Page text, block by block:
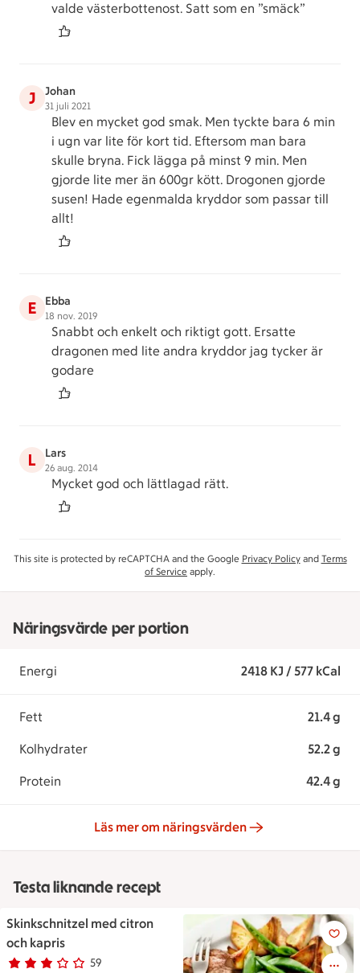
valde västerbottenost. Satt som en ”smäck”
J Johan
31 juli 2021
Blev en mycket god smak. Men tyckte bara 6 min
i ugn var lite för kort tid. Eftersom man bara
skulle bryna. Fick lägga på minst 9 min. Men
gjorde lite mer än 600gr kött. Drogonen gjorde
susen! Hade egenmalda kryddor som passar till
allt!
E Ebba
18 nov. 2019
Snabbt och enkelt och riktigt gott. Ersatte
dragonen med lite andra kryddor jag tycker är
godare
L Lars
26 aug. 2014
Mycket god och lättlagad rätt.
This site is protected by reCAPTCHA and the Google Privacy Policyand Terms
of Service apply.
Näringsvärde per portion
Energi 2418 KJ / 577 kCal
Fett 21.4 g
Kolhydrater 52.2 g
Protein 42.4 g
Läs mer om näringsvärden
Testa liknande recept
Skinkschnitzel med citron
och kapris
Betyg 3 av 5.
59
59 personer har röstat
Skinkschnitzel med citron